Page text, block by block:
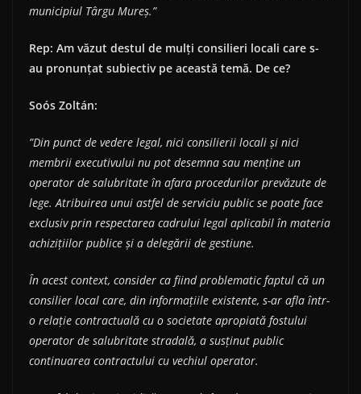
municipiul Târgu Mureș.”
Rep: Am văzut destul de mulți consilieri locali care s-
au pronunțat subiectiv pe această temă. De ce?
Soós Zoltán:
”Din punct de vedere legal, nici consilierii locali și nici
membrii executivului nu pot desemna sau menține un
operator de salubritate în afara procedurilor prevăzute de
lege. Atribuirea unui astfel de serviciu public se poate face
exclusiv prin respectarea cadrului legal aplicabil în materia
achizițiilor publice și a delegării de gestiune.
În acest context, consider ca fiind problematic faptul că un
consilier local care, din informațiile existente, s-ar afla într-
o relație contractuală cu o societate apropiată fostului
operator de salubritate stradală, a susținut public
continuarea contractului cu vechiul operator.